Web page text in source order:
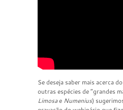
Se deseja saber mais acerca
outras espécies de “grandes
Limosae Numenius)